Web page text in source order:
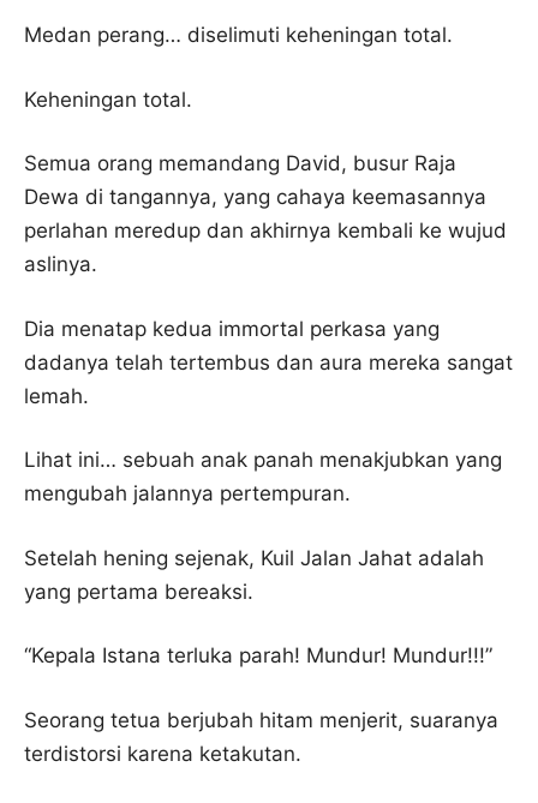
Medan perang… diselimuti keheningan total.
Keheningan total.
Semua orang memandang David, busur Raja
Dewa di tangannya, yang cahaya keemasannya
perlahan meredup dan akhirnya kembali ke wujud
aslinya.
Dia menatap kedua immortal perkasa yang
dadanya telah tertembus dan aura mereka sangat
lemah.
Lihat ini… sebuah anak panah menakjubkan yang
mengubah jalannya pertempuran.
Setelah hening sejenak, Kuil Jalan Jahat adalah
yang pertama bereaksi.
“Kepala Istana terluka parah! Mundur! Mundur!!!”
Seorang tetua berjubah hitam menjerit, suaranya
terdistorsi karena ketakutan.